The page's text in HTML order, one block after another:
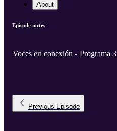
About
Episode notes
Voces en conexión - Programa 3
Previous Episode